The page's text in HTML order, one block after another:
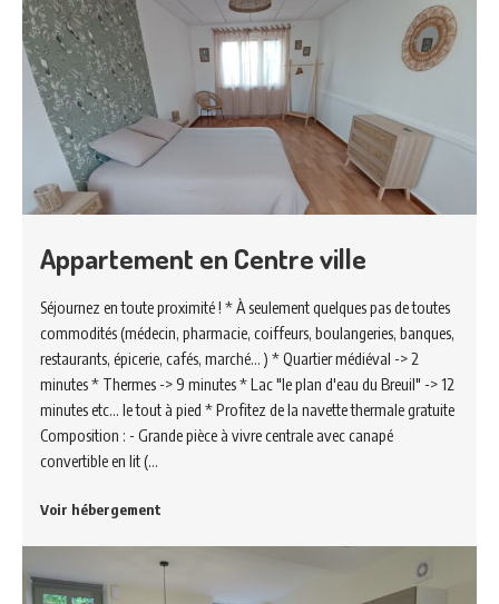
Appartement en Centre ville
Séjournez en toute proximité ! * À seulement quelques pas de toutes
commodités (médecin, pharmacie, coiffeurs, boulangeries, banques,
restaurants, épicerie, cafés, marché... ) * Quartier médiéval -> 2
minutes * Thermes -> 9 minutes * Lac "le plan d'eau du Breuil" -> 12
minutes etc... le tout à pied * Profitez de la navette thermale gratuite
Composition : - Grande pièce à vivre centrale avec canapé
convertible en lit (…
Voir hébergement